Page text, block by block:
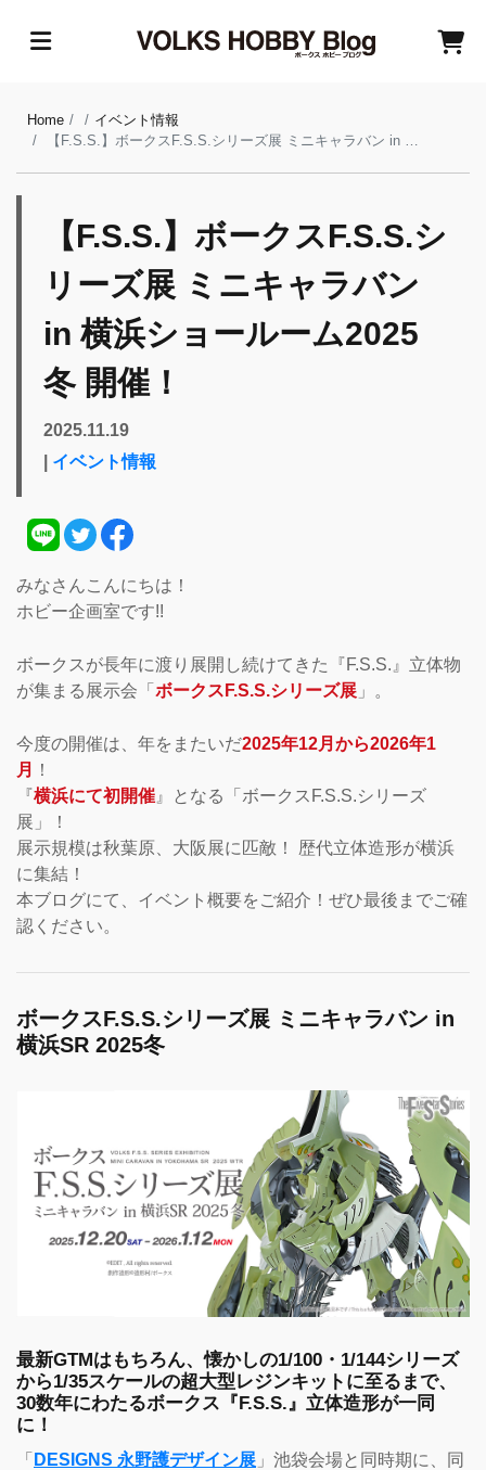
Home
イベント情報
【F.S.S.】ボークスF.S.S.シリーズ展 ミニキャラバン in 横浜ショールーム2025冬 開催！
【F.S.S.】ボークスF.S.S.シ
リーズ展 ミニキャラバン
in 横浜ショールーム2025
冬 開催！
2025.11.19
イベント情報
みなさんこんにちは！
ホビー企画室です!!
ボークスが長年に渡り展開し続けてきた『F.S.S.』立体物
が集まる展示会「 ボークスF.S.S.シリーズ展 」。
今度の開催は、年をまたいだ2025年12月から2026年1
月
！
『横浜にて初開催 』となる「ボークスF.S.S.シリーズ
展」！
展示規模は秋葉原、大阪展に匹敵！ 歴代立体造形が横浜
に集結！
本ブログにて、イベント概要をご紹介！ぜひ最後までご確
認ください。
ボークスF.S.S.シリーズ展 ミニキャラバン in
横浜SR 2025冬
最新GTMはもちろん、懐かしの1/100・1/144シリーズ
から1/35スケールの超大型レジンキットに至るまで、
30数年にわたるボークス『F.S.S.』立体造形が一同
に！
「 DESIGNS 永野護デザイン展 」池袋会場と同時期に、同